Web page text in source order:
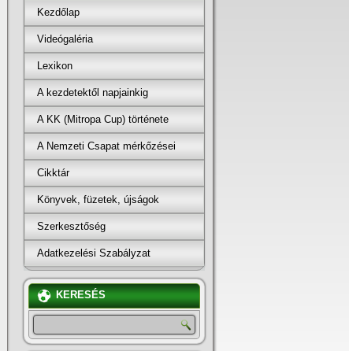
Kezdőlap
Videógaléria
Lexikon
A kezdetektől napjainkig
A KK (Mitropa Cup) története
A Nemzeti Csapat mérkőzései
Cikktár
Könyvek, füzetek, újságok
Szerkesztőség
Adatkezelési Szabályzat
KERESÉS